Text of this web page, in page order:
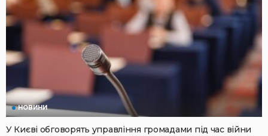
НОВИНИ
У Києві обговорять управління громадами під час війни